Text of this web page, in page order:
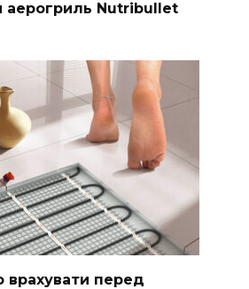
аерогриль Nutribullet
врахувати перед